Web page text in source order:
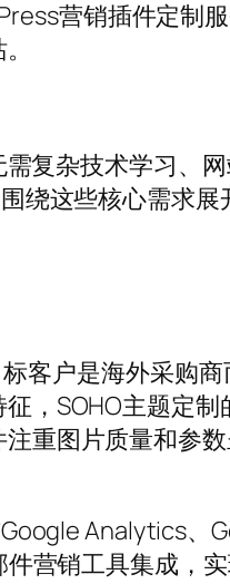
营销插件定制
复杂技术学习、
绕这些核心需求展
客户是海外采购
，SOHO主题定制
重图片质量和参
Analytics、
营销工具集成，